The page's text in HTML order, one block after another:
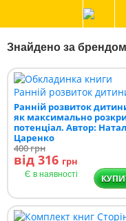
Знайдено за
Ранній розвиток
як максимально
потенціал. Автор:
Царенко
400грн
від 316 грн
Є в наявності